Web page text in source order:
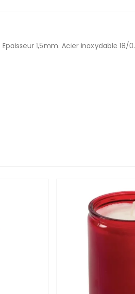
1,5mm. Acier inoxydable 18/0.